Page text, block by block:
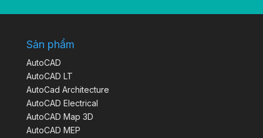
Sản phẩm
AutoCAD
AutoCAD LT
AutoCad Architecture
AutoCAD Electrical
AutoCAD Map 3D
AutoCAD MEP